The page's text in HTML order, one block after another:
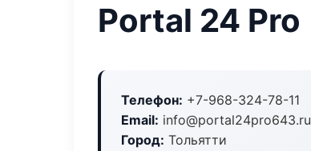
Portal 24 Pro
Телефон: +7-968-324-78-11
Email: info@portal24pro643.ru
Город: Тольятти